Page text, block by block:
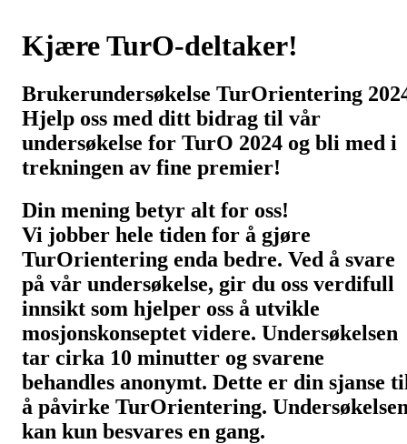
Kjære TurO-deltaker!
Brukerundersøkelse TurOrientering
Hjelp oss med ditt bidrag til vår
undersøkelse for TurO 2024 og bli med i
trekningen av fine premier!
Din mening betyr alt for oss!
Vi jobber hele tiden for å gjøre
TurOrientering enda bedre. Ved å svare
på vår undersøkelse, gir du oss verdifull
innsikt som hjelper oss å utvikle
mosjonskonseptet videre. Undersøkelsen
tar cirka 10 minutter og svarene
behandles anonymt. Dette er din sjanse
å påvirke TurOrientering.
kan kun besvares en gang.